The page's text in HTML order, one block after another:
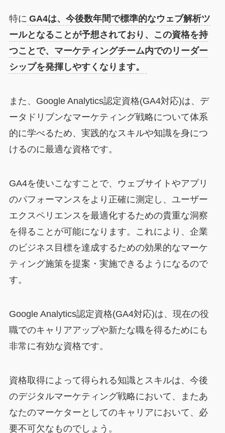
特に GA4は、今後数年間で標準的なウェブ解析ツ
ールとなることが予想されており、この資格を持
つことで、マーケティングチーム内でのリーダー
シップを発揮しやすくなります。
また、Google Analytics認定資格(GA4対応)は、デ
ータドリブンなマーケティング戦略について体系
的に学べるため、実践的なスキルや知識を身につ
けるのに最適な資格です。
GA4を使いこなすことで、ウェブサイトやアプリ
のパフォーマンスをより正確に測定し、ユーザー
エクスペリエンスを最適化するための貴重な洞察
を得ることが可能になります。これにより、企業
のビジネス目標を達成するための効果的なマーケ
ティング施策を提案・実施できるようになるので
す。
Google Analytics認定資格(GA4対応)は、現在の役
職でのキャリアアップや新たな職を得るためにも
非常に有効な資格です。
資格取得によって得られる知識とスキルは、今後
のデジタルマーケティング戦略において、またあ
なたのマーケターとしてのキャリアにおいて、必
要不可欠なものでしょう。